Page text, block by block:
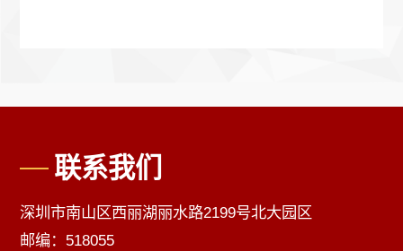
联系我们
深圳市南山区西丽湖丽水路2199号北大园区
邮编：518055